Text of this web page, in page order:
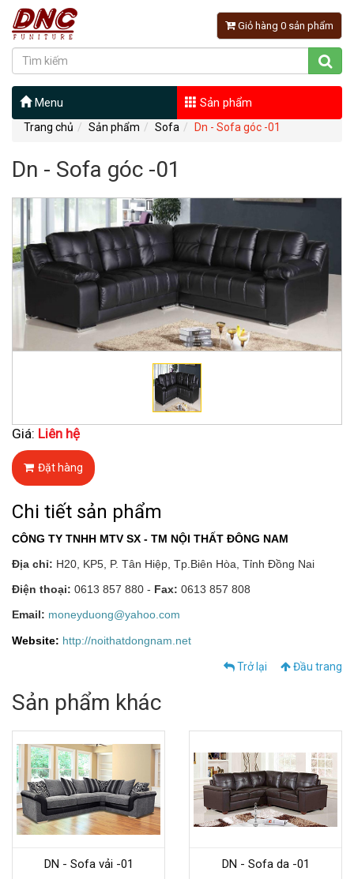
Giỏ hàng 0 sản phẩm
Menu Sản phẩm
Trang chủ Sản phẩm Sofa Dn - Sofa góc -01
Dn - Sofa góc -01
Giá: Liên hệ
Đặt hàng
Chi tiết sản phẩm
CÔNG TY TNHH MTV SX - TM NỘI THẤT ĐÔNG NAM
Địa chỉ: H20, KP5, P. Tân Hiệp, Tp.Biên Hòa, Tỉnh Đồng Nai
Điện thoại: 0613 857 880 - Fax: 0613 857 808
Email: moneyduong@yahoo.com
Website: http://noithatdongnam.net
Trở lại Đầu trang
Sản phẩm khác
DN - Sofa vải -01
DN - Sofa da -01